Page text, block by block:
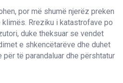
por më shumë njerëz preken
klimës. Rreziku i katastrofave po
duke theksuar se vendet
e shkencëtarëve dhe duhet
të parandaluar dhe përshtatur